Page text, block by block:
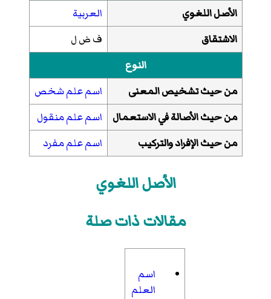
الأصل اللغوي
العربية
الاشتقاق
ف ض ل
النوع
من حيث تشخيص المعنى
اسم علم شخص
من حيث الأصالة في الاستعمال
اسم علم منقول
من حيث الإفراد والتركيب
اسم علم مفرد
الأصل اللغوي
مقالات ذات صلة
اسم
العلم